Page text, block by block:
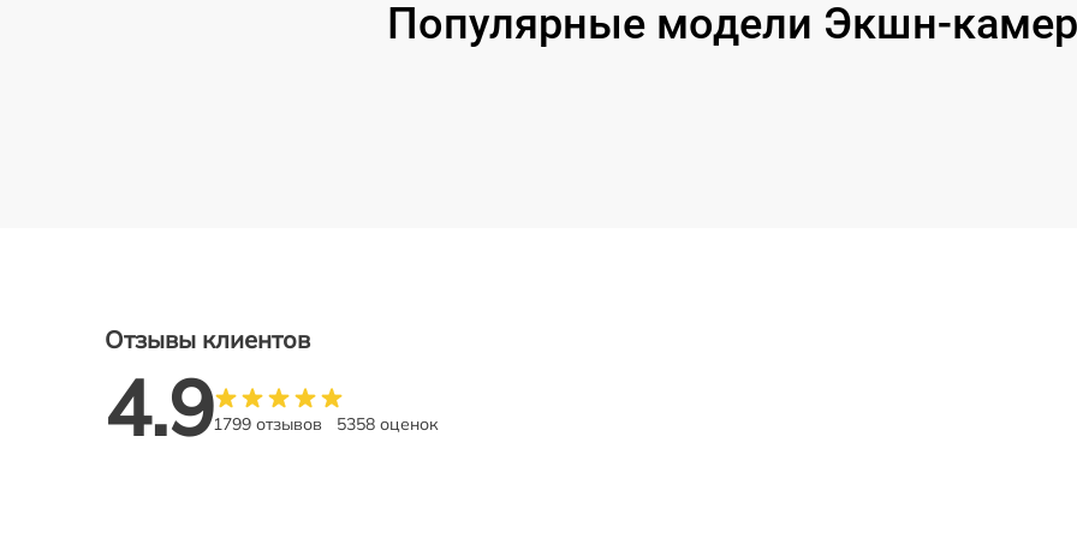
Популярные модели Экшн-
Отзывы клиентов
4.91799 отзывов 5358 оценок